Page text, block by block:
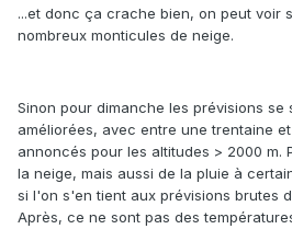
...et donc ça crache bien, on peut voir
nombreux monticules de neige.
Sinon pour dimanche les prévisions se
améliorées, avec entre une trentaine
annoncés pour les altitudes > 2000 m.
la neige, mais aussi de la pluie à
si l'on s'en tient aux prévisions brutes
Après, ce ne sont pas des